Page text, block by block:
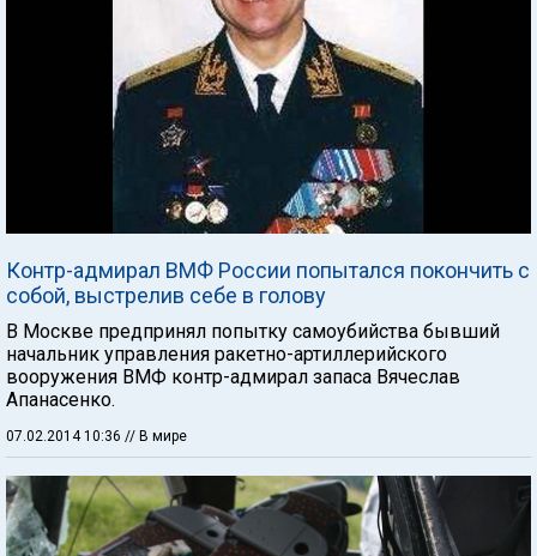
Контр-адмирал ВМФ России попытался покончить с
собой, выстрелив себе в голову
В Москве предпринял попытку самоубийства бывший
начальник управления ракетно-артиллерийского
вооружения ВМФ контр-адмирал запаса Вячеслав
Апанасенко.
07.02.2014 10:36 // В мире